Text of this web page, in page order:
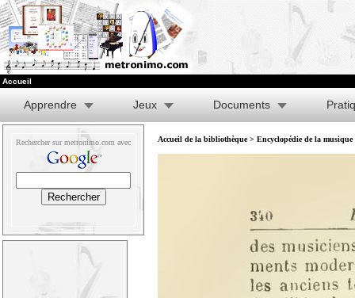
Accueil
Apprendre Jeux Documents
Rechercher sur metronimo.com avec Accueil de la bibliothèque> Encyclopédie de la